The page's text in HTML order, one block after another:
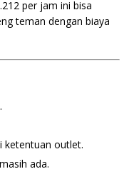
per jam ini bisa
teman dengan biaya
ketentuan outlet.
ada.